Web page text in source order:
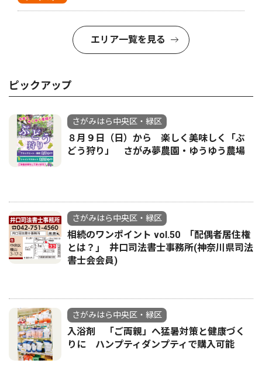
エリア一覧を見る
ピックアップ
さがみはら中央区・緑区
８月９日（日）から 楽しく美味しく「ぶ
どう狩り」 さがみ夢農園・ゆうゆう農場
さがみはら中央区・緑区
相続のワンポイント vol.50 ｢配偶者居住権
とは？｣ 井口司法書士事務所(神奈川県司法
書士会会員)
さがみはら中央区・緑区
入浴剤 「ご両親」へ猛暑対策と健康づく
りに ハンプティダンプティで購入可能